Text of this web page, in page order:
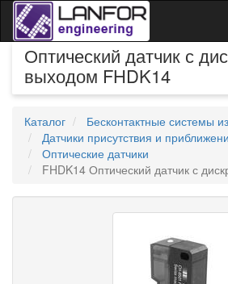
Оптический датчик с
выходом FHDK14
Каталог
Бесконтактные системы
Датчики присутствия и
Оптические датчики
FHDK14 Оптический датчик с